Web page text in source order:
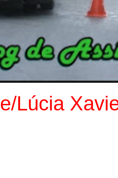
Lúcia